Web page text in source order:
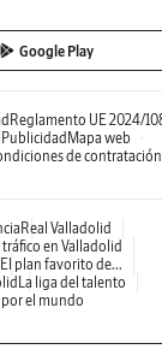
Google Play
Reglamento UE 2024/
Publicidad Mapa web
de contratación
Real Valladolid
tráfico en Valladolid
El plan favorito de...
La liga del talento
el mundo